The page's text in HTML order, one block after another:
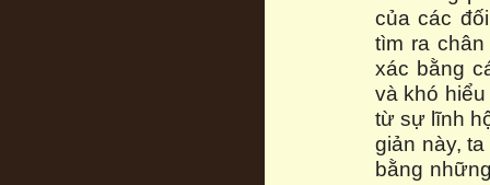
của các
tìm ra
xác bằng
và khó
từ sự lĩnh
giản này,
bằng